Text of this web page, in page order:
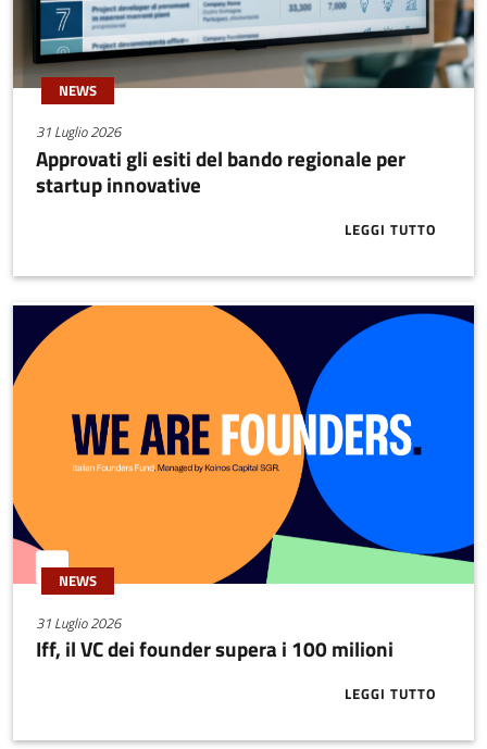
NEWS
31 Luglio 2026
Approvati gli esiti del bando regionale per
startup innovative
LEGGI TUTTO
ABOUT
NEWS
31 Luglio 2026
Iff, il VC dei founder supera i 100 milioni
LEGGI TUTTO
ABOUT IFF,